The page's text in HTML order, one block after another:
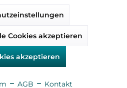
Aktiv
Cookies akzeptieren
akzeptieren
AGB Kontakt